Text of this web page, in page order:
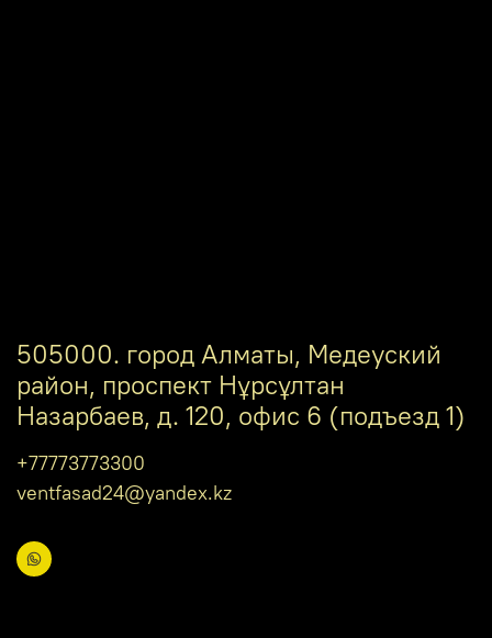
505000. город Алматы, Медеуский
район, проспект Нұрсұлтан
Назарбаев, д. 120, офис 6 (подъезд 1)
+77773773300
ventfasad24@yandex.kz